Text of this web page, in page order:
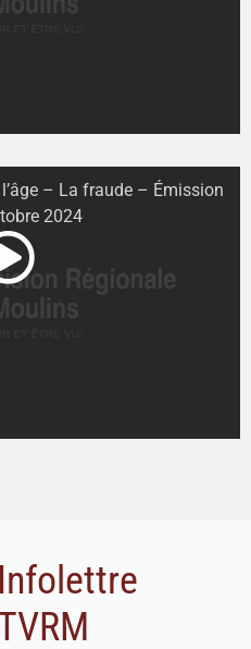
l’âge – La fraude – Émission
2024
Infolettre